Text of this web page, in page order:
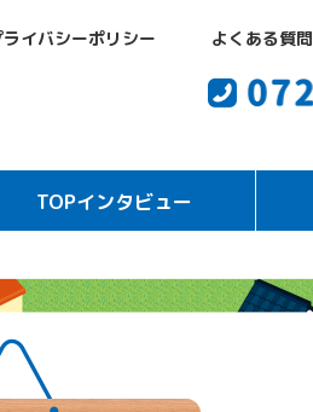
ライバシーポリシー よくある質問
TOPインタビュー